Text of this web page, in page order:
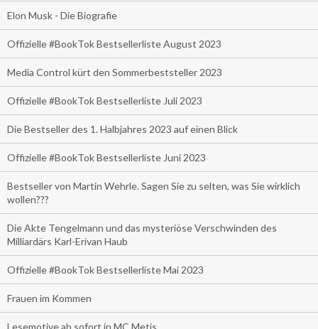
Elon Musk - Die Biografie
Offizielle #BookTok Bestsellerliste August 2023
Media Control kürt den Sommerbeststeller 2023
Offizielle #BookTok Bestsellerliste Juli 2023
Die Bestseller des 1. Halbjahres 2023 auf einen Blick
Offizielle #BookTok Bestsellerliste Juni 2023
Bestseller von Martin Wehrle. Sagen Sie zu selten, was Sie wirklich
wollen???
Die Akte Tengelmann und das mysteriöse Verschwinden des
Milliardärs Karl-Erivan Haub
Offizielle #BookTok Bestsellerliste Mai 2023
Frauen im Kommen
Lesemotive ab sofort in MC Metis